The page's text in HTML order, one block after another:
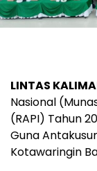
LINTAS
Nasional
(RAPI) Tahun
Guna
Kotawaringin